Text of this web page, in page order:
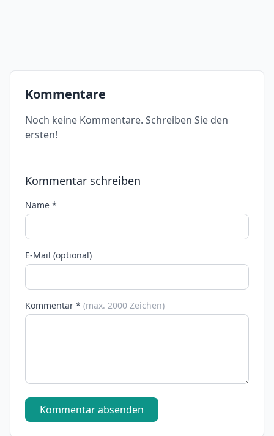
Kommentare
Noch keine Kommentare. Schreiben Sie den
ersten!
Kommentar schreiben
Name *
E-Mail (optional)
Kommentar * (max. 2000 Zeichen)
Kommentar absenden